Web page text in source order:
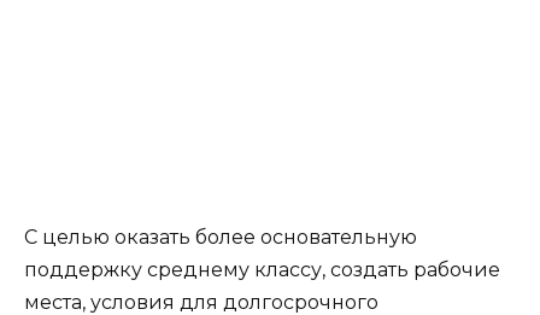
С целью оказать более основательную
поддержку среднему классу, создать рабочие
места, условия для долгосрочного